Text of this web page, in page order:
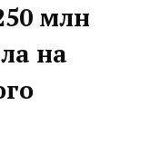
млн
на